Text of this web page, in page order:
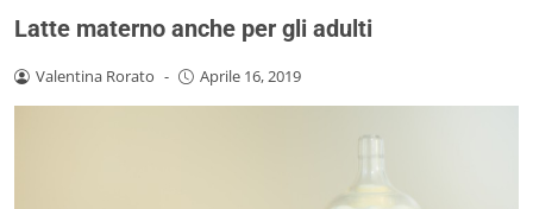
Latte materno anche per gli adulti
Valentina Rorato - Aprile 16, 2019